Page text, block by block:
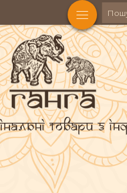
товари з